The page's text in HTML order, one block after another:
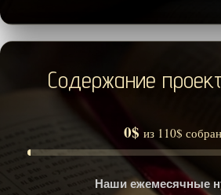
Содержание
0$ из 110$
Наши ежемесячные